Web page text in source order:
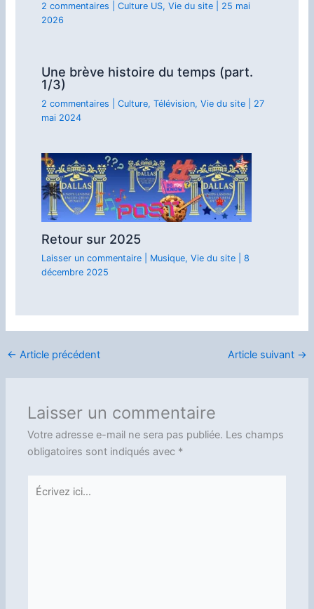
2 commentaires Culture US, Vie du site| 25 mai
2026
Une brève histoire du temps (part.
1/3)
2 commentaires Culture, Télévision, Vie du site| 27
mai 2024
Retour sur 2025
Laisser un commentaire Musique, Vie du site| 8
décembre 2025
← Article précédent Article suivant →
Laisser un commentaire
Votre adresse e-mail ne sera pas publiée. Les champs
obligatoires sont indiqués avec *
Écrivez